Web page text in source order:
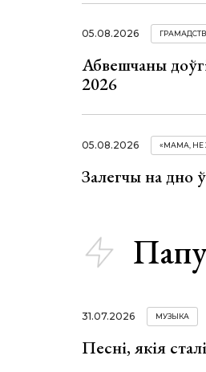
05.08.2026
Абвешчаны
2026
05.08.2026 «МАМА, НЕ
Залегчы на дно
31.07.2026 МУЗЫКА
Песні, якія